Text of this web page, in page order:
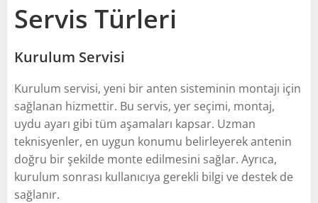
Servis Türleri
Kurulum Servisi
Kurulum servisi, yeni bir anten sisteminin montajı için
sağlanan hizmettir. Bu servis, yer seçimi, montaj,
uydu ayarı gibi tüm aşamaları kapsar. Uzman
teknisyenler, en uygun konumu belirleyerek antenin
doğru bir şekilde monte edilmesini sağlar. Ayrıca,
kurulum sonrası kullanıcıya gerekli bilgi ve destek de
sağlanır.